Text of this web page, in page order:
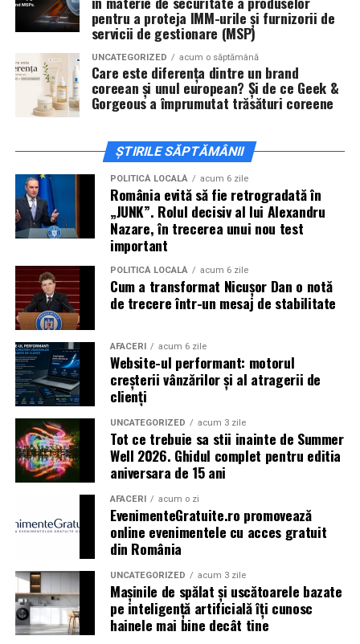
Cineplexx Băneasa Shopping City
Bucureștigăzduiește o proiecție specială în prezența
întregii echipe pe15 februarie, de la 17:30.
ÎnCraiova , regizorul Paul Decuși actorii Sergiu
Costache, Azaleea Necula și Oana Gherman vor
Mall pe 16 februarie de la ora 18:00.
ActoriiVlad Gherman, Oana Gherman și Ioana
Ginghină
vin la întâlnirea cu publicul dinCinema City
Vivo! Pitești pe 17 februarie, de la 18:30și vor
participa la o discuție după proiecție, alături de
Paul Decu.
Caravana„În pielea mea”ajunge laCinema City
Shopping City Ploiești, pe 18 februarie, de la 18:30, la
proiecția specială introdusă de regizorul
alături de actoriiIoana State, Vlad și Oana Gherman,
Azaleea Necula și Gabriel Vatavu.
O comedie actuală și spumoasă, filmul
mea”este distribuit de T.R.I.B.E. Films.
TRAILER:https://bit.ly/InPieleaMea
Site oficial:inpieleamea.ro
Mai multe detalii, imagini de la filmări, fragmente din
film, declarații din partea actorilor și informații despre
concursuri sunt disponibile pe paginile social media ale
filmului deFacebook,Instagram,TikTok
Adrian Pădurețu semnează imaginea filmului. De sunet
s-a ocupat Bogdan Ivanovici, de scenografie Anca
pentru a proteja IMM-urile și furnizorii de
servicii de gestionare (MSP)
UNCATEGORIZED acum o săptămână
Care este diferența dintre un brand
coreean și unul european? Și de ce Geek &
Gorgeous a împrumutat trăsături coreene
ȘTIRILE SĂPTĂMÂNII
POLITICĂ LOCALĂ acum 6 zile
România evită să fie retrogradată în
„JUNK”. Rolul decisiv al lui Alexandru
Nazare, în trecerea unui nou test
important
POLITICĂ LOCALĂ acum 6 zile
Cum a transformat Nicușor Dan o notă
de trecere într-un mesaj de stabilitate
AFACERI acum 6 zile
Website-ul performant: motorul
creșterii vânzărilor și al atragerii de
clienți
UNCATEGORIZED acum 3 zile
Tot ce trebuie sa stii inainte de Summer
Well 2026. Ghidul complet pentru editia
aniversara de 15 ani
AFACERI acum o zi
EvenimenteGratuite.ro promovează
online evenimentele cu acces gratuit
din România
UNCATEGORIZED acum 3 zile
Mașinile de spălat și uscătoarele bazate
pe inteligență artificială îți cunosc
hainele mai bine decât tine